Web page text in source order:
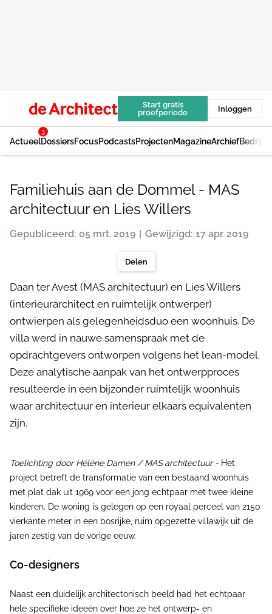
Start gratis
proefperiode
Inloggen
Actueel
3
DossiersFocusPodcastsProjectenMagazineArchief
Familiehuis aan de Dommel - MAS
architectuur en Lies Willers
Gepubliceerd: 05 mrt. 2019 Gewijzigd: 17 apr. 2019
Delen
Daan ter Avest (MAS architectuur) en Lies Willers
(interieurarchitect en ruimtelijk ontwerper)
ontwierpen als gelegenheidsduo een woonhuis. De
villa werd in nauwe samenspraak met de
opdrachtgevers ontworpen volgens het lean-model.
Deze analytische aanpak van het ontwerpproces
resulteerde in een bijzonder ruimtelijk woonhuis
waar architectuur en interieur elkaars equivalenten
zijn.
Toelichting door Hélène Damen / MAS architectuur - Het
project betreft de transformatie van een bestaand woonhuis
met plat dak uit 1969 voor een jong echtpaar met twee kleine
kinderen. De woning is gelegen op een royaal perceel van 2150
vierkante meter in een bosrijke, ruim opgezette villawijk uit de
jaren zestig van de vorige eeuw.
Co-designers
Naast een duidelijk architectonisch beeld had het echtpaar
hele specifieke ideeën over hoe ze het ontwerp- en